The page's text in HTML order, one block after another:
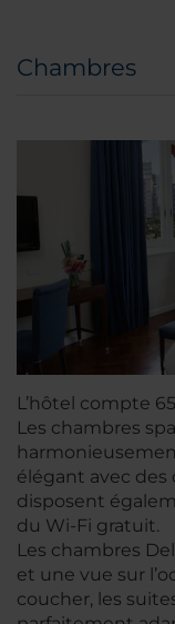
Chambres
L’hôtel compte
Les chambres
élégant avec des
disposent
du Wi-Fi gratuit.
Les chambres
et une vue sur
coucher, les